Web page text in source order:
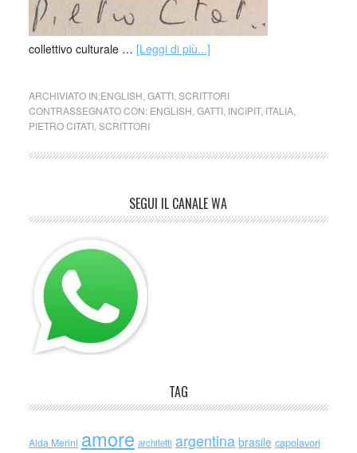
collettivo culturale … [Leggi di più...]
ARCHIVIATO IN:ENGLISH GATTI, SCRITTORI
CONTRASSEGNATO CON: ENGLISH GATTI, INCIPIT, ITALIA,
PIETRO CITATI, SCRITTORI
SEGUI IL CANALE WA
TAG
Alda Merini amore architetti argentina brasile capolavori